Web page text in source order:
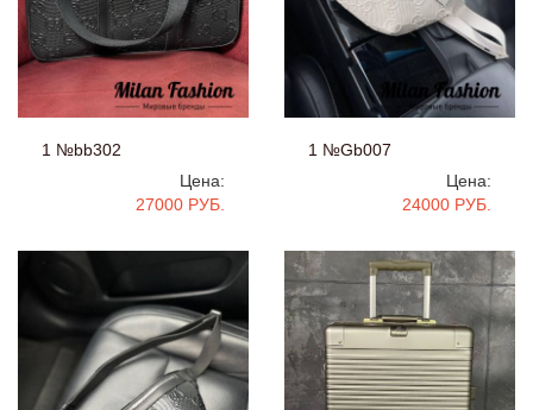
1 №bb302
Цена:
27000 РУБ.
1 №Gb007
Цена:
24000 РУБ.